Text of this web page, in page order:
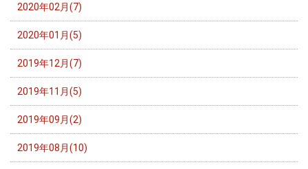
2020年02月(7)
2020年01月(5)
2019年12月(7)
2019年11月(5)
2019年09月(2)
2019年08月(10)